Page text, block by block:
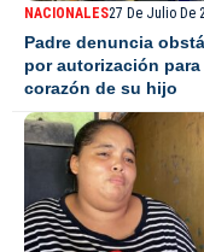
NACIONALES27 De Julio De
Padre denuncia
por autorización
corazón de su hijo